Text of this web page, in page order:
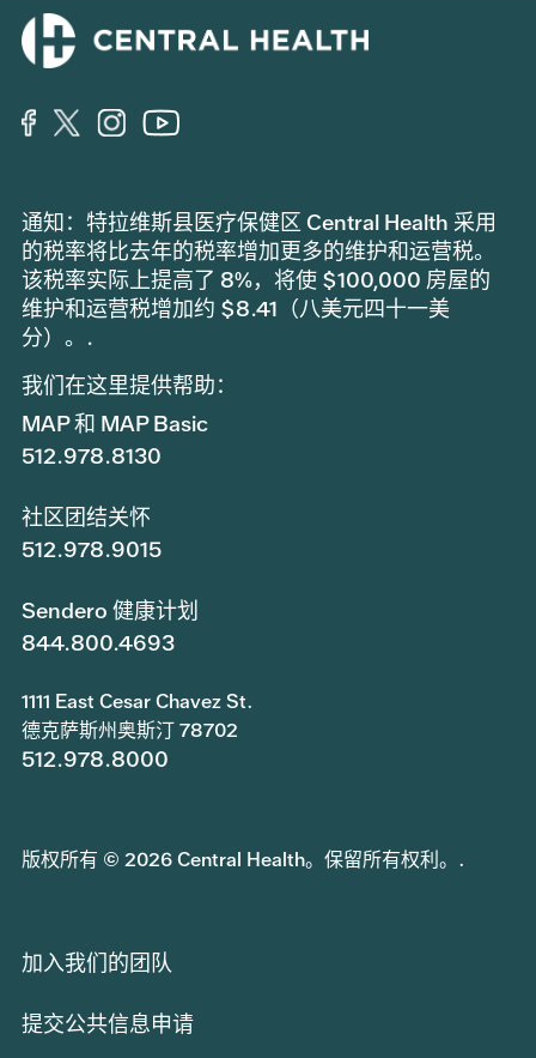
通知：特拉维斯县医疗保健区 Central Health 采用
的税率将比去年的税率增加更多的维护和运营税。
该税率实际上提高了 8%，将使 $100,000 房屋的
维护和运营税增加约 $8.41（八美元四十一美
分）。.
我们在这里提供帮助：
MAP 和 MAP Basic
512.978.8130
社区团结关怀
512.978.9015
Sendero 健康计划
844.800.4693
1111 East Cesar Chavez St.
德克萨斯州奥斯汀 78702
512.978.8000
版权所有 © 2026 Central Health。保留所有权利。.
加入我们的团队
提交公共信息申请